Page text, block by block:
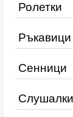
Ролетки
Ръкавици
Сенници
Слушалки